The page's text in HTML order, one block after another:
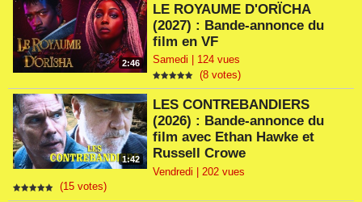
2:46
LE ROYAUME D'ORÏCHA
(2027) : Bande-annonce du
film en VF
Samedi | 124 vues
(8 votes)
1:42
LES CONTREBANDIERS
(2026) : Bande-annonce du
film avec Ethan Hawke et
Russell Crowe
Vendredi | 202 vues
(15 votes)